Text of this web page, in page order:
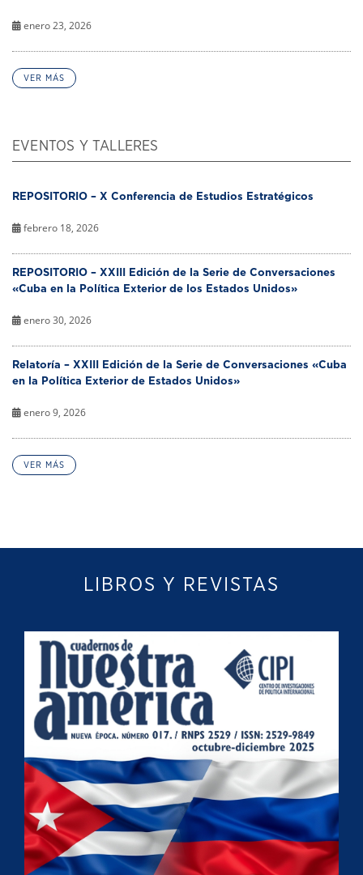
enero 23, 2026
VER MÁS
EVENTOS Y TALLERES
REPOSITORIO – X Conferencia de Estudios Estratégicos
febrero 18, 2026
REPOSITORIO – XXIII Edición de la Serie de Conversaciones
«Cuba en la Política Exterior de los Estados Unidos»
enero 30, 2026
Relatoría – XXIII Edición de la Serie de Conversaciones «Cuba
en la Política Exterior de Estados Unidos»
enero 9, 2026
VER MÁS
LIBROS Y REVISTAS